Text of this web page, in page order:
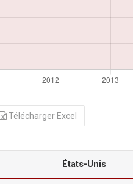
Télécharger Excel
États-Unis